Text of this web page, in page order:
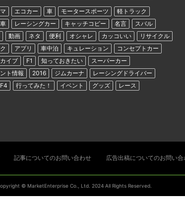
エコカー 車 モータースポーツ
軽トラック
レーシングカー キャッチコピー 名言
スバル
動画 ネタ 便利 オシャレ カッコいい
リサイクル
アプリ 車中泊 キュレーション
コンセプトカー
イブ
F1 知っておきたい
スーパーカー
ト情報
2016 ジムカーナ
レーシングドライバー
行ってみた！ イベント グッズ レース
記事についてのお問い合わせ 広告出稿についてのお問い合
© MarketEnterprise Co., Ltd. 2024 All Rights Reserved.